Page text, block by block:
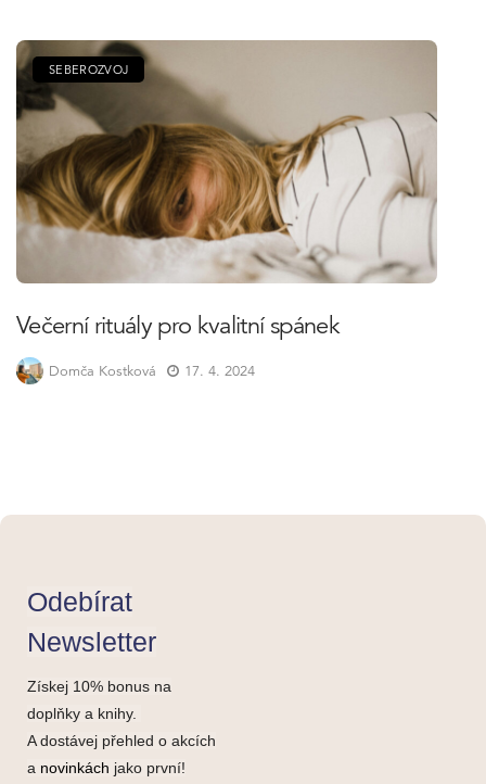
SEBEROZVOJ
Večerní rituály pro kvalitní spánek
Domča Kostková 17. 4. 2024
Odebírat
Newsletter
Získej 10% bonus na
doplňky a knihy.
A dostávej přehled o akcích
a novinkách jako první!